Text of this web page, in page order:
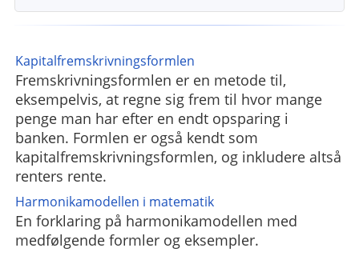
Kapitalfremskrivningsformlen
Fremskrivningsformlen er en metode til,
eksempelvis, at regne sig frem til hvor mange
penge man har efter en endt opsparing i
banken. Formlen er også kendt som
kapitalfremskrivningsformlen, og inkludere altså
renters rente.
Harmonikamodellen i matematik
En forklaring på harmonikamodellen med
medfølgende formler og eksempler.